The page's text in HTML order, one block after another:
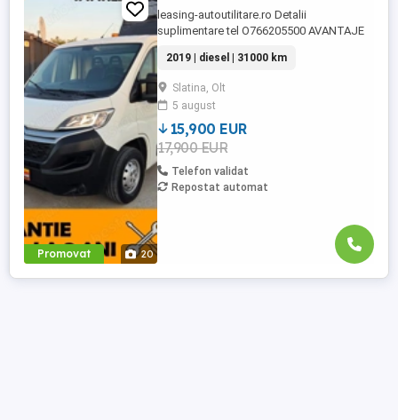
Promovat 20
leasing-autoutilitare.ro Detalii
suplimentare tel O766205500 AVANTAJE
-GRATUIT Ulei+filtre la predare -Servicii
RAR -Eliberare numere provizorii -Control
tehnic al calitatii -Posibilitate Buy Back -
Posibilitate finantare leasing -Consultanta
pe parcursul ...
2019 | diesel | 31000 km
Slatina, Olt
5 august
15,900 EUR
17,900 EUR
Telefon validat
Repostat automat